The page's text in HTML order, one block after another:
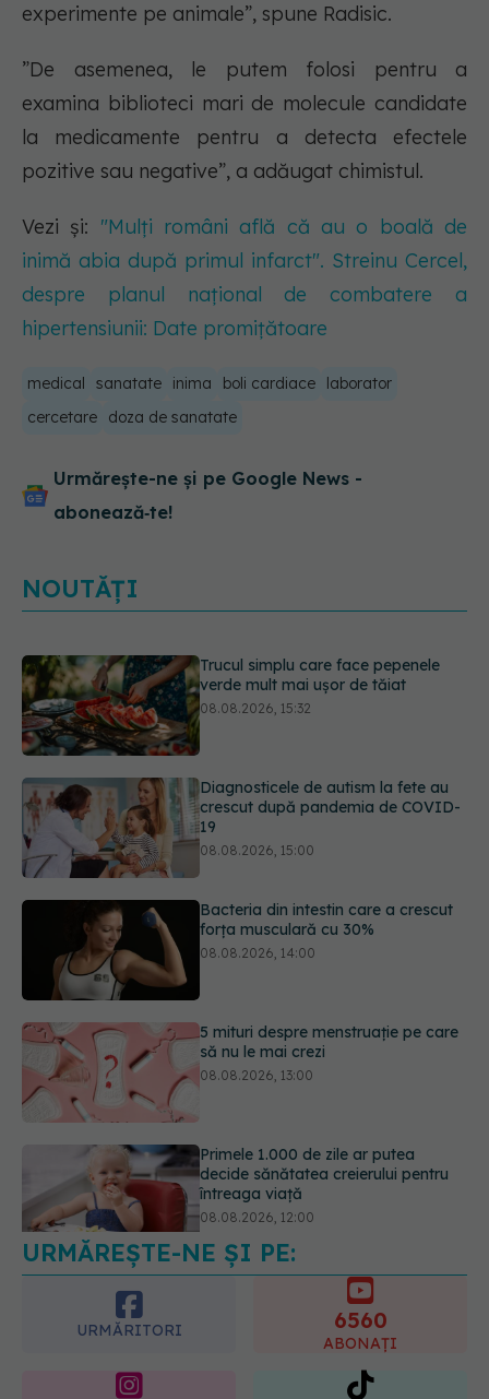
experimente pe animale”, spune Radisic.
”De asemenea, le putem folosi pentru a
examina biblioteci mari de molecule candidate
la medicamente pentru a detecta efectele
pozitive sau negative”, a adăugat chimistul.
Vezi și: "Mulți români află că au o boală de
inimă abia după primul infarct". Streinu Cercel,
despre planul național de combatere a
hipertensiunii: Date promițătoare
medical sanatate inima boli cardiace
laborator
cercetare
doza de sanatate
Urmărește-ne și pe Google News -
abonează‑te!
NOUTĂȚI
Diagnosticele de autism la fete au
crescut după pandemia de COVID-
19
Bacteria din intestin care a crescut
forța musculară cu 30%
08.08.2026, 14:00
5 mituri despre menstruație pe care
să nu le mai crezi
08.08.2026, 13:00
Primele 1.000 de zile ar putea
decide sănătatea creierului pentru
întreaga viață
Trucul simplu care face pepenele
verde mult mai ușor de tăiat
08.08.2026, 15:32
URMĂREȘTE-NE ȘI PE:
URMĂRITORI 6560
ABONAȚI